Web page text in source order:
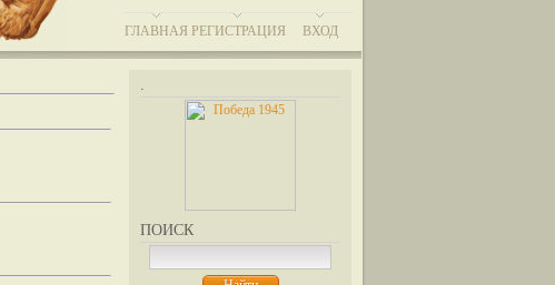
ГЛАВНАЯ РЕГИСТРАЦИЯ ВХОД
.
ПОИСК